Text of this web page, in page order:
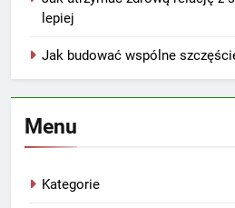
lepiej
Jak budować wspólne
Menu
Kategorie